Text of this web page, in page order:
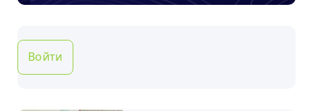
Войти